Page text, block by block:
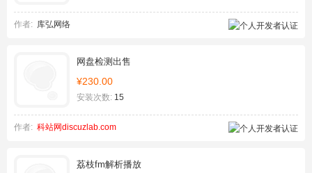
作者: 库弘网络
网盘检测出售
¥230.00
安装次数: 15
作者: 科站网discuzlab.com
荔枝fm解析播放